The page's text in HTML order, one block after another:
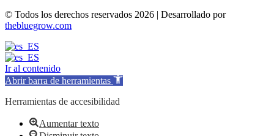
© Todos los derechos reservados 2026 | Desarrollado por
thebluegrow.com
Ir al contenido
Abrir barra de herramientas
Herramientas de accesibilidad
Aumentar texto